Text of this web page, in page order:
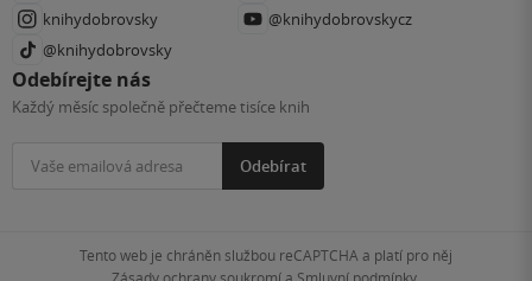
knihydobrovsky
@knihydobrovskycz
@knihydobrovsky
Odebírejte nás
Každý měsíc společně přečteme tisíce knih
Odebírat
Tento web je chráněn službou reCAPTCHA a platí pro něj